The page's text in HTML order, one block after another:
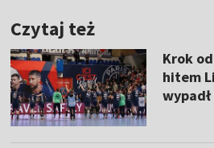
Czytaj też
Krok
hitem